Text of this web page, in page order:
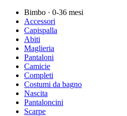
Bimbo · 0-36 mesi
Accessori
Capispalla
Abiti
Maglieria
Pantaloni
Camicie
Completi
Costumi da bagno
Nascita
Pantaloncini
Scarpe